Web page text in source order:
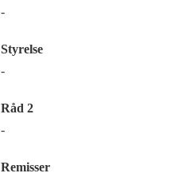
-
Styrelse
-
Råd 2
-
Remisser